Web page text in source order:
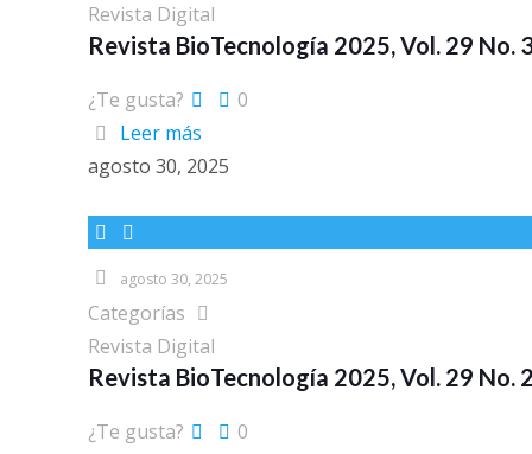
Revista Digital
Revista BioTecnología 2025, Vol. 29 No.
¿Te gusta?
0
Leer más
agosto 30, 2025
agosto 30, 2025
Categorías
Revista Digital
Revista BioTecnología 2025, Vol. 29 No.
¿Te gusta?
0